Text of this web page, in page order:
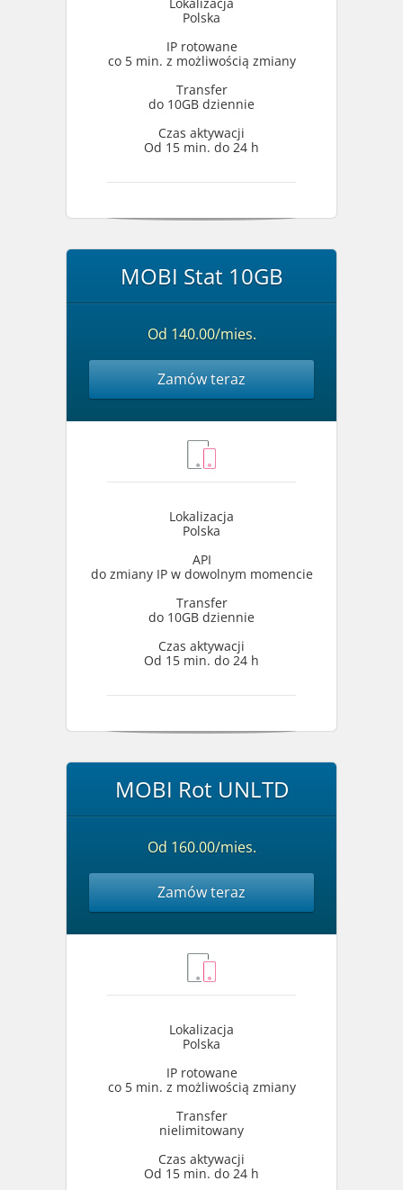
Polska
IP rotowane
co 5 min. z możliwością zmiany
Transfer
do 10GB dziennie
Czas aktywacji
Od 15 min. do 24 h
MOBI Stat 10GB
Od 140.00/mies.
Zamów teraz
Lokalizacja
Polska
API
do zmiany IP w dowolnym momencie
Transfer
do 10GB dziennie
Czas aktywacji
Od 15 min. do 24 h
MOBI Rot UNLTD
Od 160.00/mies.
Zamów teraz
Lokalizacja
Polska
IP rotowane
co 5 min. z możliwością zmiany
Transfer
nielimitowany
Czas aktywacji
Od 15 min. do 24 h